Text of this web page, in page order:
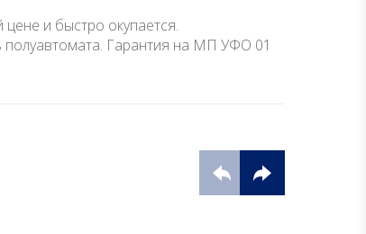
и быстро окупается.
полуавтомата. Гарантия на МП УФО 01